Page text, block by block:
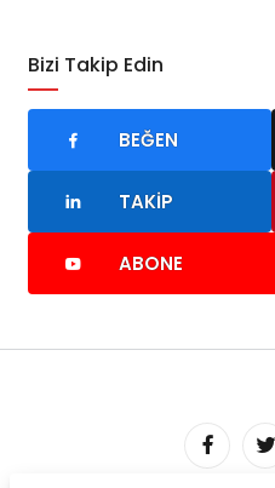
Bizi Takip Edin
BEĞEN
TAKIP
ABONE